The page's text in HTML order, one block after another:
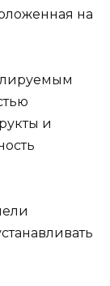
на
и